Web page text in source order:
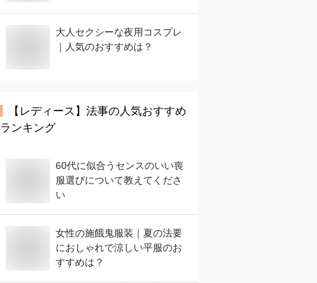
大人セクシーな夜用コスプレ
｜人気のおすすめは？
【レディース】 法事の人気おすすめ
ランキング
60代に似合うセンスのいい喪
服選びについて教えてくださ
い
女性の施餓鬼服装｜夏の法要
におしゃれで涼しい平服のお
すすめは？